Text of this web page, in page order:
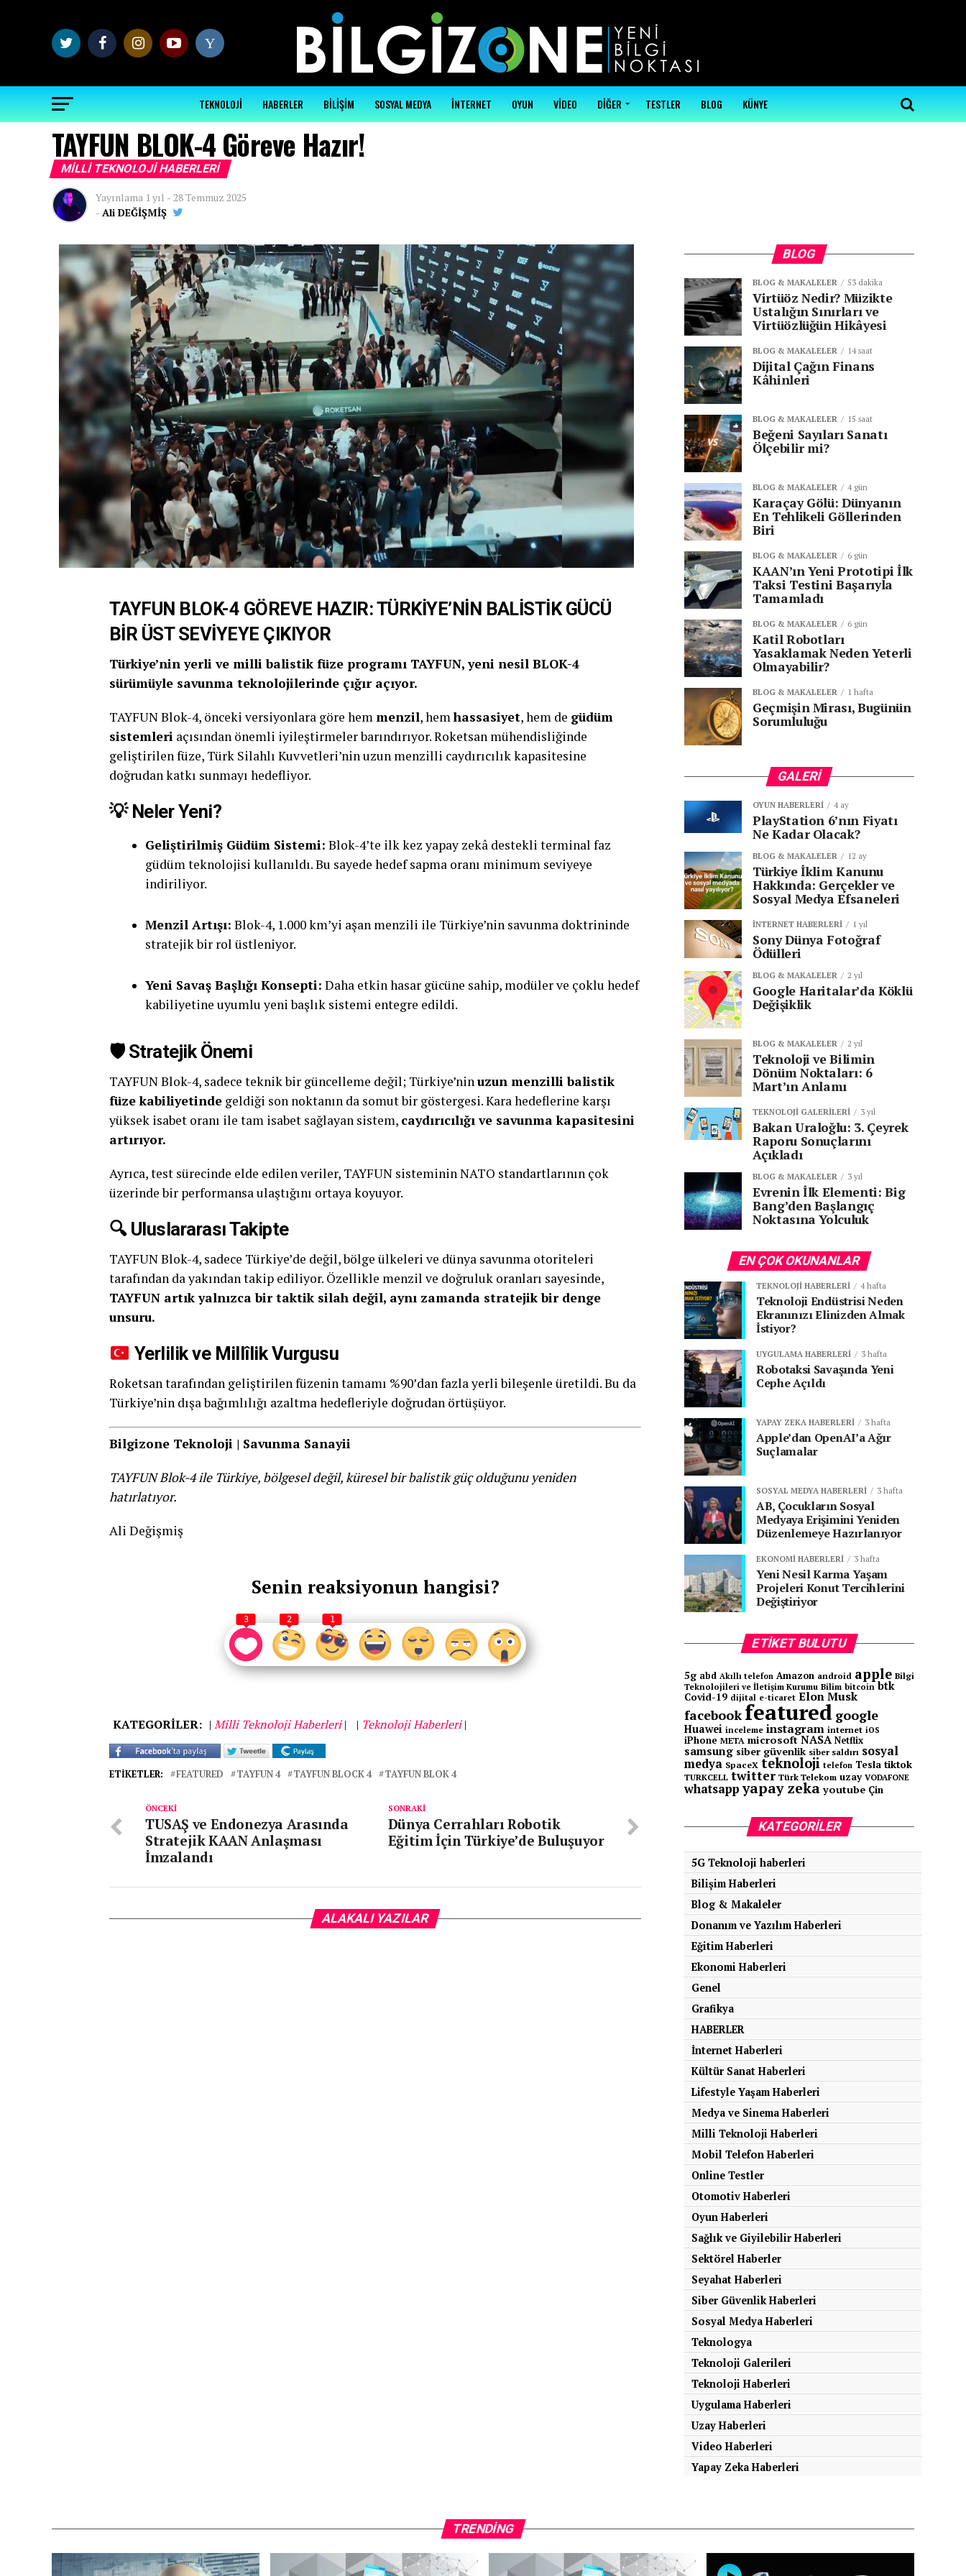
Y
TEKNOLOJİ HABERLER BİLİŞİM SOSYAL MEDYA İNTERNET OYUN VİDEO DİĞER TESTLER BLOG KÜNYE
TAYFUN BLOK-4 Göreve Hazır!
MILLI TEKNOLOJI HABERLERI
Yayınlama 1 yıl - 28 Temmuz 2025
- Ali DEĞİŞMİŞ
TAYFUN BLOK-4 GÖREVE HAZIR: TÜRKİYE’NİN BALİSTİK GÜCÜ
BİR ÜST SEVİYEYE ÇIKIYOR
Türkiye’nin yerli ve milli balistik füze programı TAYFUN, yeni nesil BLOK-4
sürümüyle savunma teknolojilerinde çığır açıyor.
TAYFUN Blok-4, önceki versiyonlara göre hemmenzil, hemhassasiyet, hem de güdüm
sistemleri açısından önemli iyileştirmeler barındırıyor. Roketsan mühendisliğinde
geliştirilen füze, Türk Silahlı Kuvvetleri’nin uzun menzilli caydırıcılık kapasitesine
doğrudan katkı sunmayı hedefliyor.
💡 Neler Yeni?
Geliştirilmiş Güdüm Sistemi: Blok-4’te ilk kez yapay zekâ destekli terminal faz
güdüm teknolojisi kullanıldı. Bu sayede hedef sapma oranı minimum seviyeye
indiriliyor.
Menzil Artışı: Blok-4, 1.000 km’yi aşan menzili ile Türkiye’nin savunma doktrininde
stratejik bir rol üstleniyor.
Yeni Savaş Başlığı Konsepti: Daha etkin hasar gücüne sahip, modüler ve çoklu hedef
kabiliyetine uyumlu yeni başlık sistemi entegre edildi.
🛡️ Stratejik Önemi
TAYFUN Blok-4, sadece teknik bir güncelleme değil; Türkiye’ninuzun menzilli balistik
füze kabiliyetinde geldiği son noktanın da somut bir göstergesi. Kara hedeflerine karşı
yüksek isabet oranı ile tam isabet sağlayan sistem, caydırıcılığı ve savunma kapasitesini
artırıyor.
Ayrıca, test sürecinde elde edilen veriler, TAYFUN sisteminin NATO standartlarının çok
üzerinde bir performansa ulaştığını ortaya koyuyor.
🔍 Uluslararası Takipte
TAYFUN Blok-4, sadece Türkiye’de değil, bölge ülkeleri ve dünya savunma otoriteleri
tarafından da yakından takip ediliyor. Özellikle menzil ve doğruluk oranları sayesinde,
TAYFUN artık yalnızca bir taktik silah değil, aynı zamanda stratejik bir denge
unsuru.
Yerlilik ve Millîlik Vurgusu
Roketsan tarafından geliştirilen füzenin tamamı %90’dan fazla yerli bileşenle üretildi. Bu da
Türkiye’nin dışa bağımlılığı azaltma hedefleriyle doğrudan örtüşüyor.
Bilgizone Teknoloji | Savunma Sanayii
TAYFUN Blok-4 ile Türkiye, bölgesel değil, küresel bir balistik güç olduğunu yeniden
hatırlatıyor.
Ali Değişmiş
Senin reaksiyonun hangisi?
3 2 1
KATEGORİLER: | Milli Teknoloji Haberleri | | Teknoloji Haberleri |
ETIKETLER: FEATURED TAYFUN 4 TAYFUN BLOCK 4 TAYFUN BLOK 4
SONRAKI
Dünya Cerrahları Robotik
Eğitim İçin Türkiye’de Buluşuyor
ÖNCEKI
TUSAŞ ve Endonezya Arasında
Stratejik KAAN Anlaşması
İmzalandı
ALAKALI YAZILAR
BLOG
BLOG & MAKALELER 53 dakika
Virtüöz Nedir? Müzikte
Ustalığın Sınırları ve
Virtüözlüğün Hikâyesi
BLOG & MAKALELER 14 saat
Dijital Çağın Finans
Kâhinleri
BLOG & MAKALELER 15 saat
Beğeni Sayıları Sanatı
Ölçebilir mi?
BLOG & MAKALELER 4 gün
Karaçay Gölü: Dünyanın
En Tehlikeli Göllerinden
Biri
BLOG & MAKALELER 6 gün
KAAN’ın Yeni Prototipi İlk
Taksi Testini Başarıyla
Tamamladı
BLOG & MAKALELER 6 gün
Katil Robotları
Yasaklamak Neden Yeterli
Olmayabilir?
BLOG & MAKALELER 1 hafta
Geçmişin Mirası, Bugünün
Sorumluluğu
GALERI
OYUN HABERLERI 4 ay
PlayStation 6’nın Fiyatı
Ne Kadar Olacak?
BLOG & MAKALELER 12 ay
Türkiye İklim Kanunu
Hakkında: Gerçekler ve
Sosyal Medya Efsaneleri
İNTERNET HABERLERI 1 yıl
Sony Dünya Fotoğraf
Ödülleri
BLOG & MAKALELER 2 yıl
Google Haritalar’da Köklü
Değişiklik
BLOG & MAKALELER 2 yıl
Teknoloji ve Bilimin
Dönüm Noktaları: 6
Mart’ın Anlamı
TEKNOLOJI GALERILERI 3 yıl
Bakan Uraloğlu: 3. Çeyrek
Raporu Sonuçlarını
Açıkladı
BLOG & MAKALELER 3 yıl
Evrenin İlk Elementi: Big
Bang’den Başlangıç
Noktasına Yolculuk
EN ÇOK OKUNANLAR
TEKNOLOJI HABERLERI 4 hafta
Teknoloji Endüstrisi Neden
Ekranınızı Elinizden Almak
İstiyor?
UYGULAMA HABERLERI 3 hafta
Robotaksi Savaşında Yeni
Cephe Açıldı
YAPAY ZEKA HABERLERI 3 hafta
Apple’dan OpenAI’a Ağır
Suçlamalar
SOSYAL MEDYA HABERLERI 3 hafta
AB, Çocukların Sosyal
Medyaya Erişimini Yeniden
Düzenlemeye Hazırlanıyor
EKONOMI HABERLERI 3 hafta
Yeni Nesil Karma Yaşam
Projeleri Konut Tercihlerini
Değiştiriyor
ETIKET BULUTU
5g abd Akıllı telefon Amazon android apple Bilgi
Teknolojileri ve İletişim Kurumu Bilim bitcoin btk
Covid-19 dijital e-ticaret Elon Musk
facebook featured google
Huawei inceleme instagram internet iOS
iPhone META microsoft NASA Netflix
samsung siber güvenlik siber saldırı sosyal
medya SpaceX teknoloji telefon Tesla tiktok
TURKCELL twitter Türk Telekom uzay VODAFONE
whatsapp yapay zeka youtube Çin
KATEGORILER
5G Teknoloji haberleri
Bilişim Haberleri
Blog & Makaleler
Donanım ve Yazılım Haberleri
Eğitim Haberleri
Ekonomi Haberleri
Genel
Grafikya
HABERLER
İnternet Haberleri
Kültür Sanat Haberleri
Lifestyle Yaşam Haberleri
Medya ve Sinema Haberleri
Milli Teknoloji Haberleri
Mobil Telefon Haberleri
Online Testler
Otomotiv Haberleri
Oyun Haberleri
Sağlık ve Giyilebilir Haberleri
Sektörel Haberler
Seyahat Haberleri
Siber Güvenlik Haberleri
Sosyal Medya Haberleri
Teknologya
Teknoloji Galerileri
Teknoloji Haberleri
Uygulama Haberleri
Uzay Haberleri
Video Haberleri
Yapay Zeka Haberleri
TRENDING